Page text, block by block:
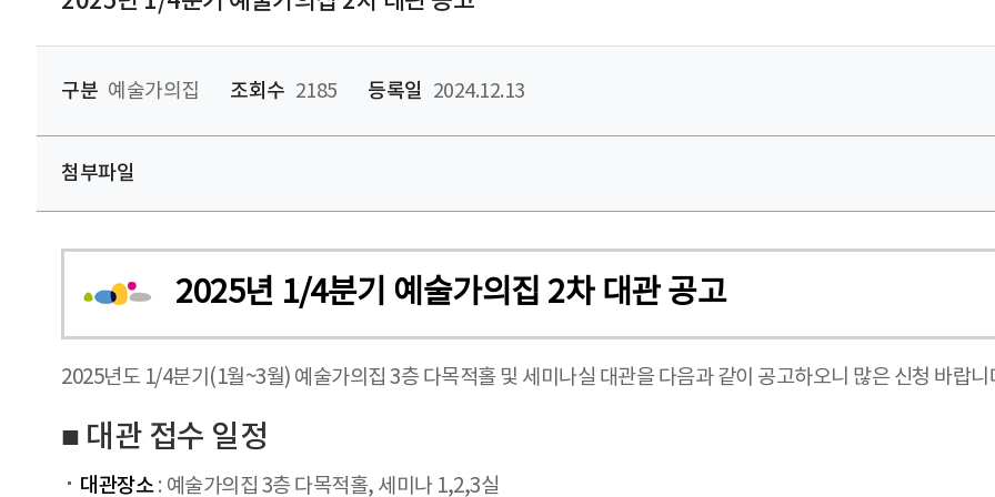
구분 예술가의집 조회수 2185 등록일 2024.12.13
첨부파일
2025년 1/4분기 예술가의집 2차 대관 공고
2025년도 1/4분기(1월~3월) 예술가의집 3층 다목적홀 및 세미나실 대관을 다음과 같이 공고하오니 많은 신청 바랍니
■ 대관 접수 일정
대관장소: 예술가의집 3층 다목적홀, 세미나 1,2,3실